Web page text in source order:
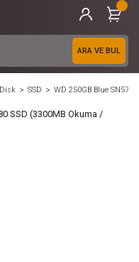
ARA VE BUL
SSD WD 250GB Blue